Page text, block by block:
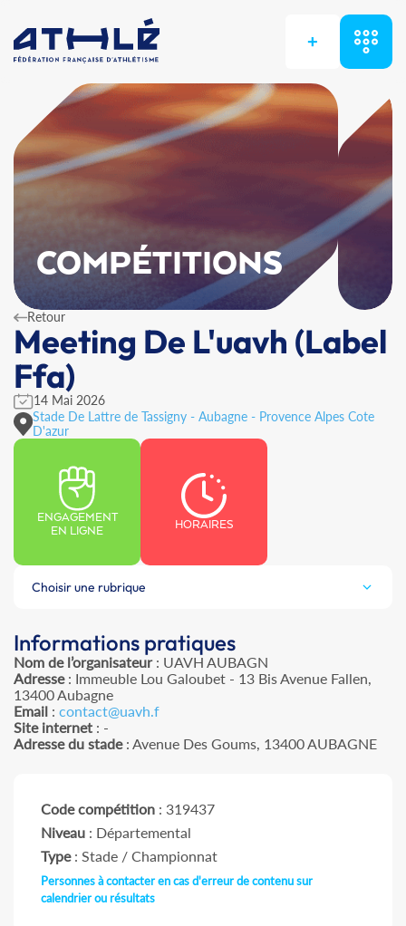
+
COMPÉTITIONS
Retour
Meeting De L'uavh (Label
Ffa)
14 Mai 2026
Stade De Lattre de Tassigny - Aubagne - Provence Alpes Cote
D'azur
ENGAGEMENT
EN LIGNE
HORAIRES
Choisir une rubrique
Informations pratiques
Nom de l’organisateur: UAVH AUBAGN
Adresse: Immeuble Lou Galoubet - 13 Bis Avenue Fallen,
13400 Aubagne
Email : contact@uavh.f
Site internet : -
Adresse du stade: Avenue Des Goums, 13400 AUBAGNE
Code compétition : 319437
Niveau : Départemental
Type: Stade / Championnat
Personnes à contacter en cas d'erreur de contenu sur
calendrier ou résultats